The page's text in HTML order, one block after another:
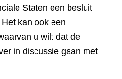
Staten een besluit
kan ook een
u wilt dat de
in discussie gaan met